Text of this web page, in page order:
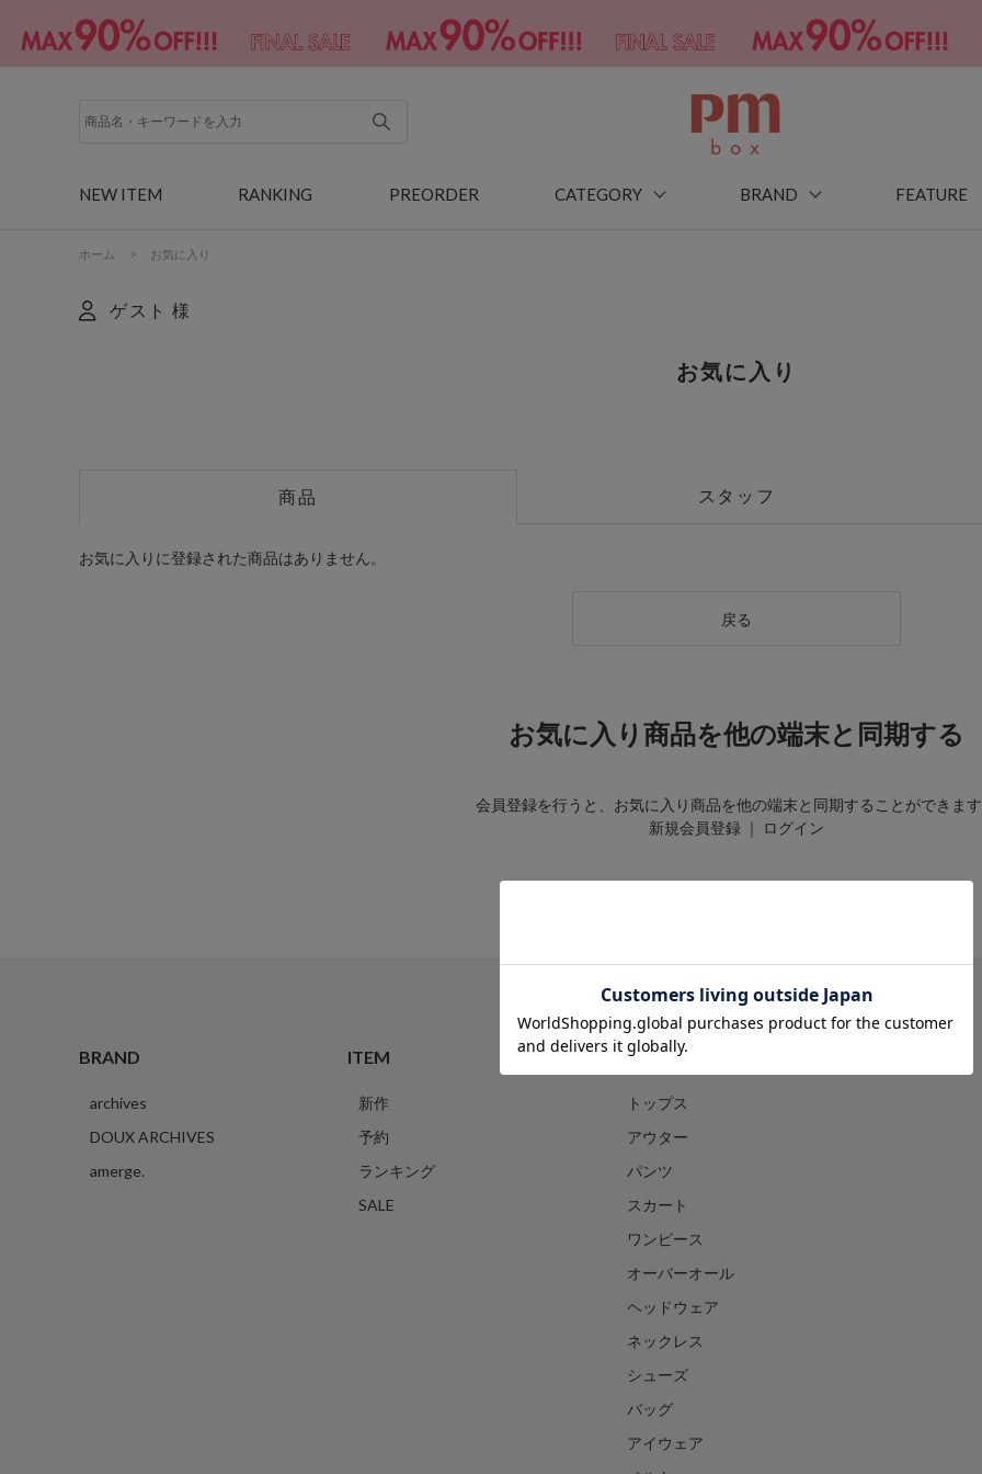
NEW ITEM RANKING PREORDER CATEGORY BRAND FEATURE
ホーム > お気に入り
ゲスト 様
お気に入り
商品 スタッフ
お気に入りに登録された商品はありません。
戻る
お気に入り商品を他の端末と同期する
会員登録を行うと、お気に入り商品を他の端末と同期することができます
新規会員登録 ｜ ログイン
BRAND
archives
DOUX ARCHIVES
amerge.
ITEM
新作
予約
ランキング
SALE
CATEGORY
トップス
アウター
パンツ
スカート
ワンピース
オーバーオール
ヘッドウェア
ネックレス
シューズ
バッグ
アイウェア